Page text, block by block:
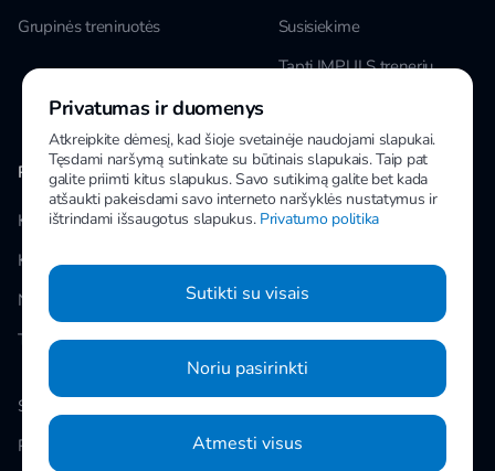
Grupinės treniruotės
Susisiekime
Tapti IMPULS treneriu
PAPILDOMA INFORMACIJA
Klubai
Kainos
Naujienos
Taisyklės
MANO IMPULS
Facebook
Instagram
Slapukų nustatymai
Privatumo politika
Privatumas ir duomenys
Atkreipkite dėmesį, kad šioje svetainėje naudojami slapukai.
Tęsdami naršymą sutinkate su būtinais slapukais. Taip pat
galite priimti kitus slapukus. Savo sutikimą galite bet kada
atšaukti pakeisdami savo interneto naršyklės nustatymus ir
ištrindami išsaugotus slapukus. Privatumo politika
Sutikti su visais
Noriu pasirinkti
Atmesti visus